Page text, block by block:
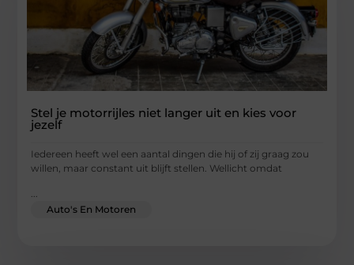
Stel je motorrijles niet langer uit en kies voor
jezelf
Iedereen heeft wel een aantal dingen die hij of zij graag zou
willen, maar constant uit blijft stellen. Wellicht omdat
...
Auto's En Motoren